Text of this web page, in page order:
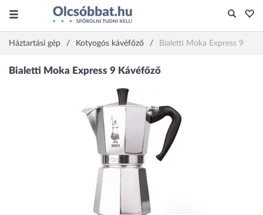
Háztartási gép Kotyogós kávéfőző Bialetti Moka Express 9